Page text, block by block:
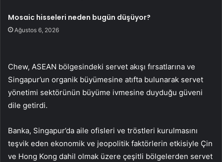
Mosaic hisseleri neden bugün düşüyor?
Ağustos 6, 2026
Chew, ASEAN bölgesindeki servet akışı fırsatlarına ve
Singapur’un organik büyümesine atıfta bulunarak servet
yönetimi sektörünün büyüme ivmesine duyduğu güveni
dile getirdi.
Banka, Singapur’da aile ofisleri ve tröstleri kurulmasını
teşvik eden ekonomik ve jeopolitik faktörlerin etkisiyle Çin
ve Hong Kong dahil olmak üzere çeşitli bölgelerden servet